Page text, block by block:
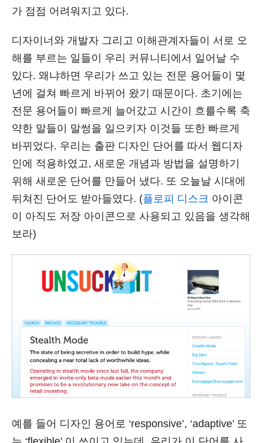
가 점점 어려워지고 있다.
디자이너와 개발자 그리고 이해관계자들이 서로 오
해를 부르는 일들이 우리 커뮤니티에서 일어날 수
있다. 왜냐하면 우리가 쓰고 있는 전문 용어들이 몇
년에 걸쳐 빠르게 바뀌어 왔기 때문이다. 초기에는
전문 용어들이 빠르게 늘어갔고 시간이 흐를수록 축
약한 말들이 말썽을 일으키자 이것들 또한 빠르게
바뀌었다. 우리는 출판 디자인 단어를 따서 웹디자
인에 적용하였고, 새로운 개념과 방법을 설명하기
위해 새로운 단어를 만들어 냈다. 또 오늘날 시대에
뒤쳐진 단어도 받아들였다. (플로피 디스크 아이콘
이 아직도 저장 아이콘으로 사용되고 있음을 생각해
보라)
예를 들어 디자인 용어로 ‘responsive’, ‘adaptive’ 또